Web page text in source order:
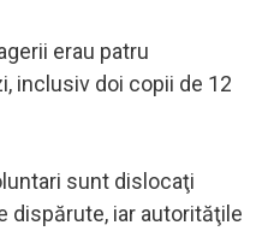
erau patru
inclusiv doi copii de 12
sunt dislocaţi
dispărute, iar autorităţile